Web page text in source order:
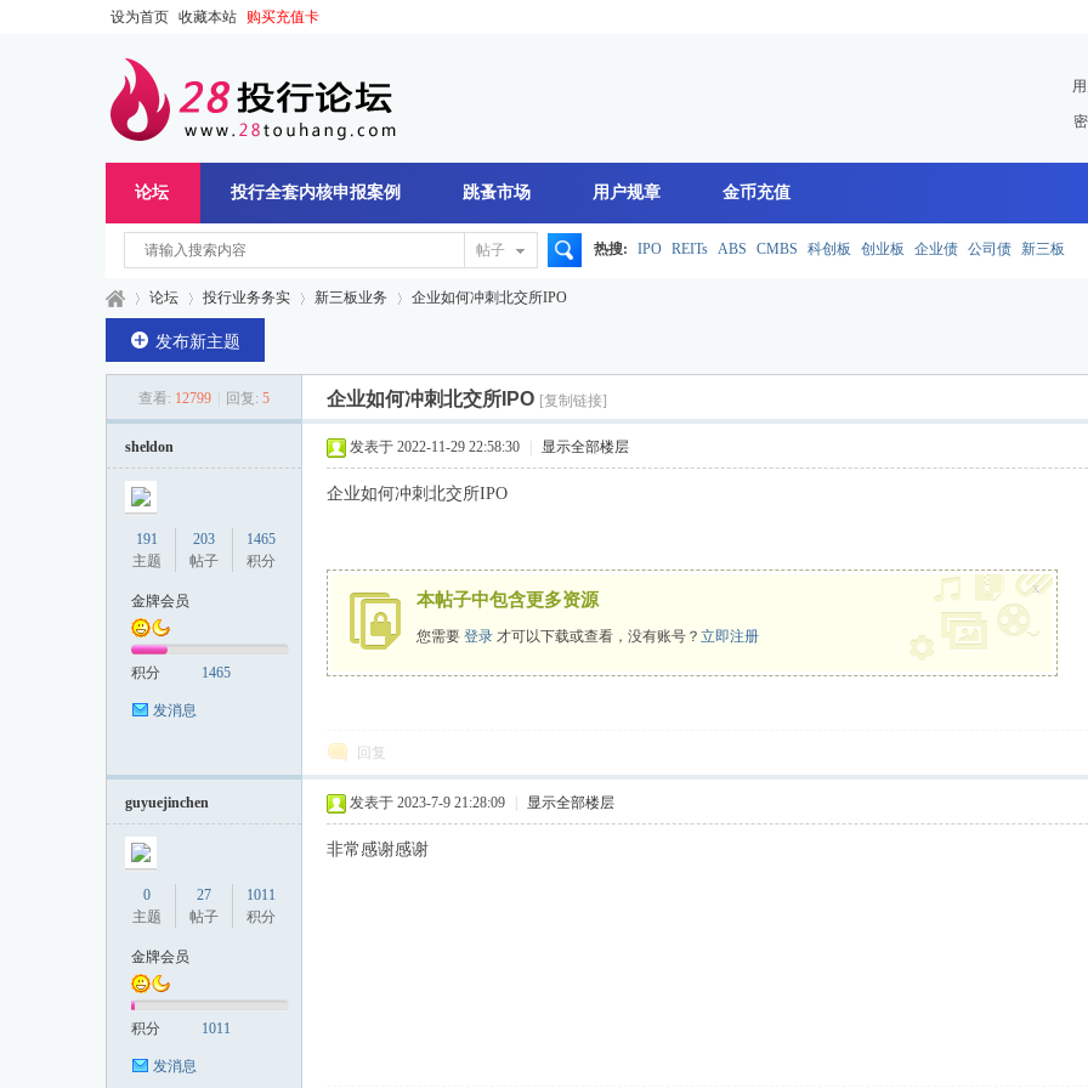
设为首页 收藏本站 购买充值卡
论坛 投行全套内核申报案例 跳蚤市场 用户规章 金币充值
帖子
热搜: IPO REITs ABS CMBS 科创板 创业板 企业债 公司债 新三板
论坛
›
投行业务务实 新三板业务
›
企业如何冲刺北交所IPO
发布新主题
查看: 12799 回复: 5 企业如何冲刺北交所IPO [复制链接]
sheldon
191
主题
203
帖子
1465
积分
金牌会员
积分 1465
发消息
发表于 2022-11-29 22:58:30 显示全部楼层
企业如何冲刺北交所IPO
本帖子中包含更多资源
您需要 登录 才可以下载或查看，没有账号？ 立即注册
x
回复
guyuejinchen
0
主题
27
帖子
1011
积分
金牌会员
积分 1011
发消息
发表于 2023-7-9 21:28:09 显示全部楼层
非常感谢感谢